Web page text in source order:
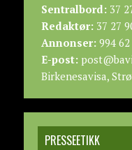
Sentralbord:37
Redaktør:37 27
Annonser:994 62
E-post:
Birkenesavisa,
PRESSEETIKK